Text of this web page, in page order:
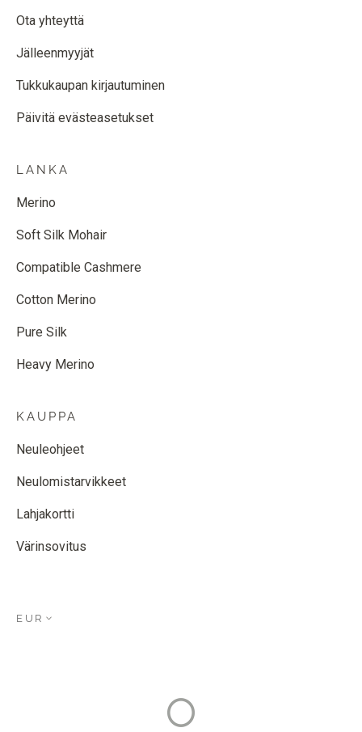
Ota yhteyttä
Jälleenmyyjät
Tukkukaupan kirjautuminen
Päivitä evästeasetukset
LANKA
Merino
Soft Silk Mohair
Compatible Cashmere
Cotton Merino
Pure Silk
Heavy Merino
KAUPPA
Neuleohjeet
Neulomistarvikkeet
Lahjakortti
Värinsovitus
EUR